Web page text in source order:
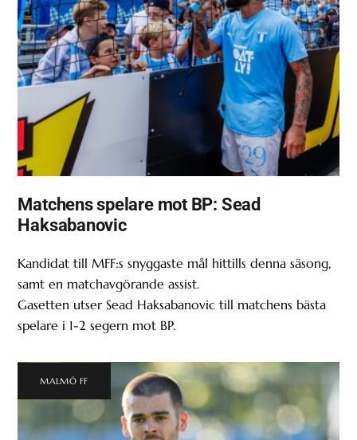
Matchens spelare mot BP: Sead
Haksabanovic
Kandidat till MFF:s snyggaste mål hittills denna säsong,
samt en matchavgörande assist.
Gasetten utser Sead Haksabanovic till matchens bästa
spelare i 1-2 segern mot BP.
MALMÖ FF